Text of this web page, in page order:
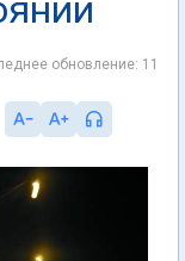
обновление: 11